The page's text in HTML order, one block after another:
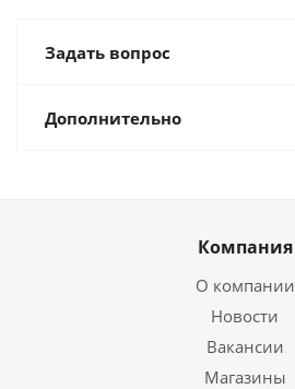
Задать вопрос
Дополнительно
Компания
О компании
Новости
Вакансии
Магазины